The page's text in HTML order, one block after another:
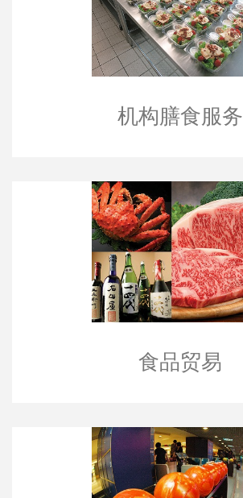
机构膳食服务
机构膳食服务
食品贸易
食品贸易